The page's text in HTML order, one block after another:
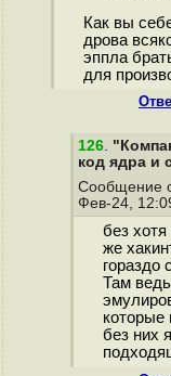
Как вы
дрова
эппла
для
126.
код ядра и
Сообщение
Фев-24,
без
же
гораздо
Там
которые
без них